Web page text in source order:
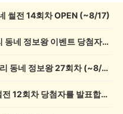
썰전 14회차 OPEN (~8/17)
💰[당첨자 발표] 26회차 우리 동네 정보왕 이벤트 당첨자를 발표합니다!
💸 전원 2,000캐시 지급! 우리 동네 정보왕 27회차 (~8/10)
💰[당첨자 발표] 우리 동네 썰전 12회차 당첨자를 발표합니다!